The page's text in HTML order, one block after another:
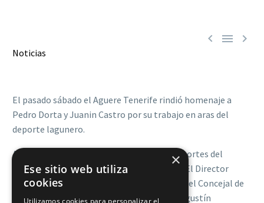
  
Noticias
El pasado sábado el Aguere Tenerife rindió homenaje a
Pedro Dorta y Juanin Castro por su trabajo en aras del
deporte lagunero.
Al encuentro asistieron la Consejera de Deportes del
Cabildo de Tenerife María Del Cristo Pérez. El Director
General de Deportes Jose Francisco Pérez y el Concejal de
Deportes del Ayuntamiento de La Laguna Agustín
×
Ese sitio web utiliza
cookies
Utilizamos cookies para personalizar el